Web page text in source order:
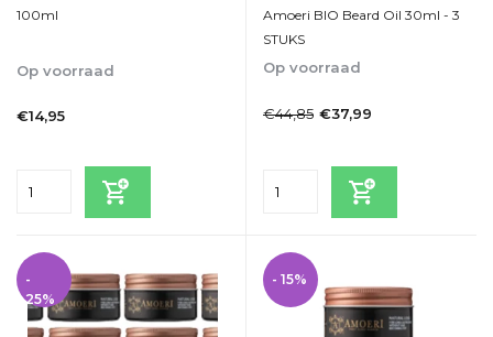
100ml
Op voorraad
€14,95
Amoeri BIO Beard Oil 30ml - 3
STUKS
Op voorraad
€44,85 €37,99
-
25%
- 15%